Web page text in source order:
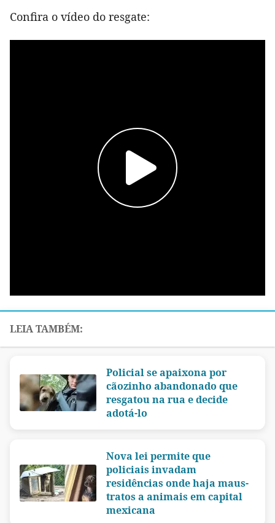
Confira o vídeo do resgate:
Policial se apaixona por
cãozinho abandonado que
resgatou na rua e decide
adotá-lo
Nova lei permite que
policiais invadam
residências onde haja maus-
tratos a animais em capital
mexicana